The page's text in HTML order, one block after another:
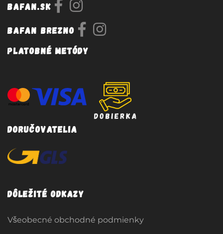
Bafan.sk
Bafan Brezno
Platobné metódy
Doručovatelia
Dôležité odkazy
Všeobecné obchodné podmienky